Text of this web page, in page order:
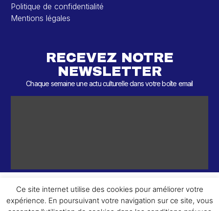
Politique de confidentialité
Mentions légales
RECEVEZ NOTRE
NEWSLETTER
Chaque semaine une actu culturelle dans votre boîte email
ème
Ce site internet utilise des cookies pour améliorer votre
expérience. En poursuivant votre navigation sur ce site, vous